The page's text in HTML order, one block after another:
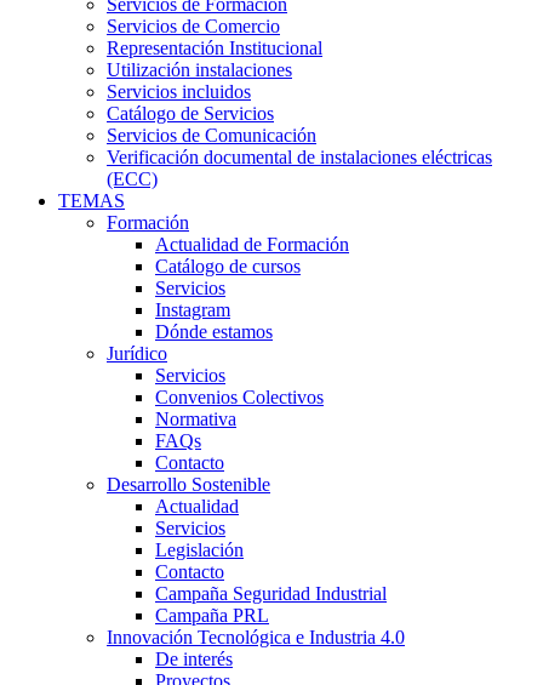
Servicios de Formación
Servicios de Comercio
Representación Institucional
Utilización instalaciones
Servicios incluidos
Catálogo de Servicios
Servicios de Comunicación
Verificación documental de instalaciones eléctricas
(ECC)
TEMAS
Formación
Actualidad de Formación
Catálogo de cursos
Servicios
Instagram
Dónde estamos
Jurídico
Servicios
Convenios Colectivos
Normativa
FAQs
Contacto
Desarrollo Sostenible
Actualidad
Servicios
Legislación
Contacto
Campaña Seguridad Industrial
Campaña PRL
Innovación Tecnológica e Industria 4.0
De interés
Proyectos